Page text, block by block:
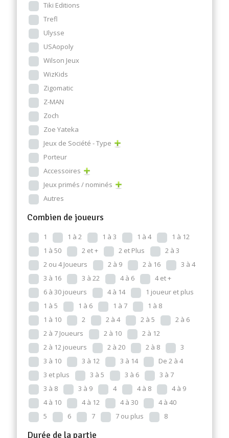
Tiki Editions
Trefl
Ulysse
USAopoly
Wilson Jeux
WizKids
Zigomatic
Z-MAN
Zoch
Zoe Yateka
Jeux de Société - Type
Porteur
Accessoires
Jeux primés / nominés
Autres
Combien de joueurs
1 1 à 2 1 à 3 1 à 4
1 à 12
1 à 50
2 et + 2 et Plus
2 à 3
2 ou 4 Joueurs
2 à 9 2 à 16
3 à 4
3 à 16
3 à 22 4 à 6
4 et +
6 à 30 joueurs
4 à 14
1 joueur et plus
1 à 5
1 à 6 1 à 7
1 à 8
1 à 10
2 2 à 4 2 à 5
2 à 6
2 à 7 Joueurs
2 à 10
2 à 12
2 à 12 joueurs
2 à 20 2 à 8
3
3 à 10
3 à 12 3 à 14
De 2 à 4
3 et plus
3 à 5 3 à 6
3 à 7
3 à 8
3 à 9 4 4 à 8
4 à 9
4 à 10
4 à 12 4 à 30
4 à 40
5
6 7 7 ou plus 8
Durée de la partie